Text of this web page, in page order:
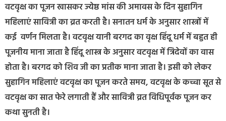
वटवृक्ष का पूजन खासकर ज्येष्ठ मांस की अमावस के दिन सुहागिन
महिलाएं सावित्री का व्रत करती है। सनातन धर्म के अनुसार शास्त्रों में
कई वर्णन मिलता है। वटवृक्ष यानी बरगद का वृक्ष हिंदू धर्म में बहुत ही
पूजनीय माना जाता है हिंदू शास्त्र के अनुसार वटवृक्ष में त्रिदेवों का वास
होता है। बरगद को शिव जी का प्रतीक माना जाता है। इसी को लेकर
सुहागिन महिलाएं वटवृक्ष का पूजन करते समय, वटवृक्ष के कच्चा सूत से
वटवृक्ष का सात फेरे लगाती हैं और सावित्री व्रत विधिपूर्वक पूजन कर
कथा सुनती है।